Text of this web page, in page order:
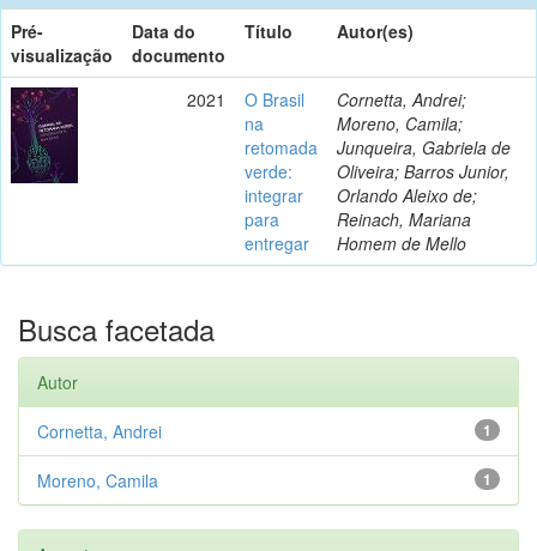
Pré-
visualização
Data do
documento
Título Autor(es)
2021
O Brasil
na
retomada
verde:
integrar
para
entregar
Cornetta, Andrei;
Moreno, Camila;
Junqueira, Gabriela de
Oliveira; Barros Junior,
Orlando Aleixo de;
Reinach, Mariana
Homem de Mello
Busca facetada
Autor
1
Cornetta, Andrei
1
Moreno, Camila